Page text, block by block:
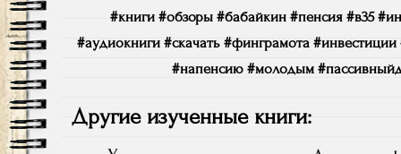
#книги #обзоры #бабайкин #пенсия #в35
#аудиокниги #скачать #финграмота
#напенсию #молодым
Другие изученные книги: